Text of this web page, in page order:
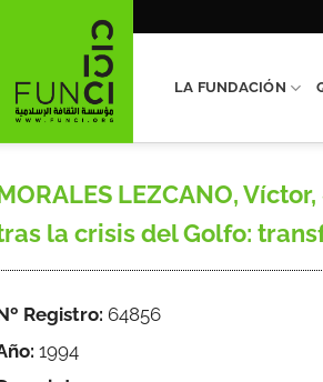
LA FUNDACIÓN
LEZCANO,
la crisis del Golfo:
Registro: 64856
1994